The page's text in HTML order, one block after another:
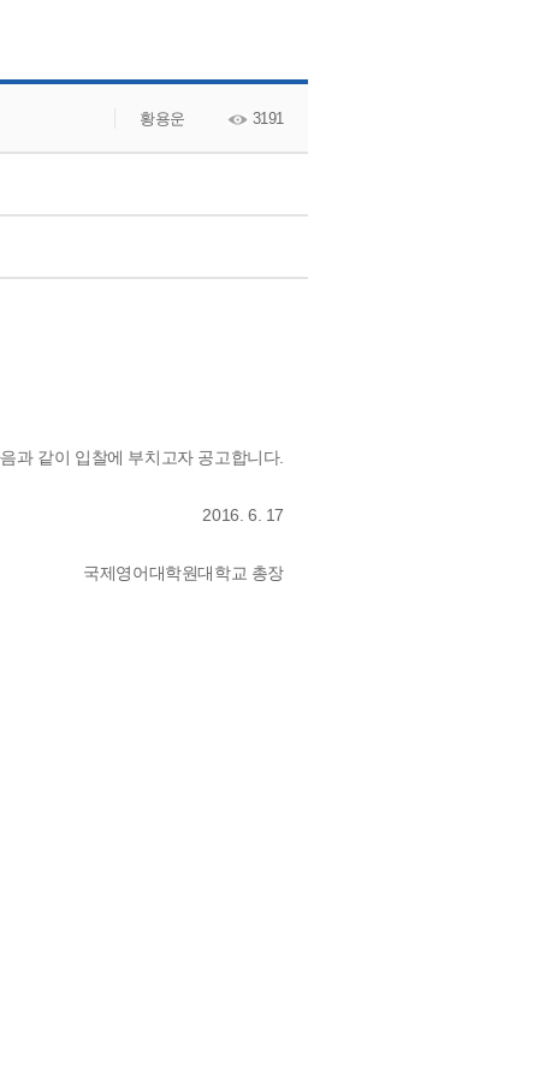
황용운 3191
과 같이 입찰에 부치고자 공고합니다.
2016. 6. 17
국제영어대학원대학교 총장